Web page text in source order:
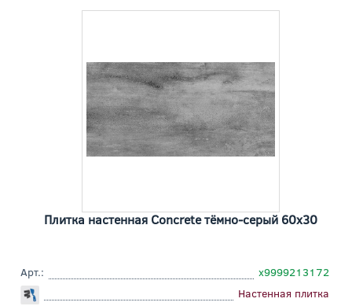
Плитка настенная Concrete тёмно-серый 60x30
Арт.:
х9999213172
Настенная плитка